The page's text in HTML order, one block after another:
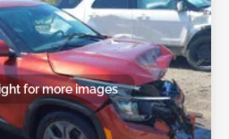
for more images